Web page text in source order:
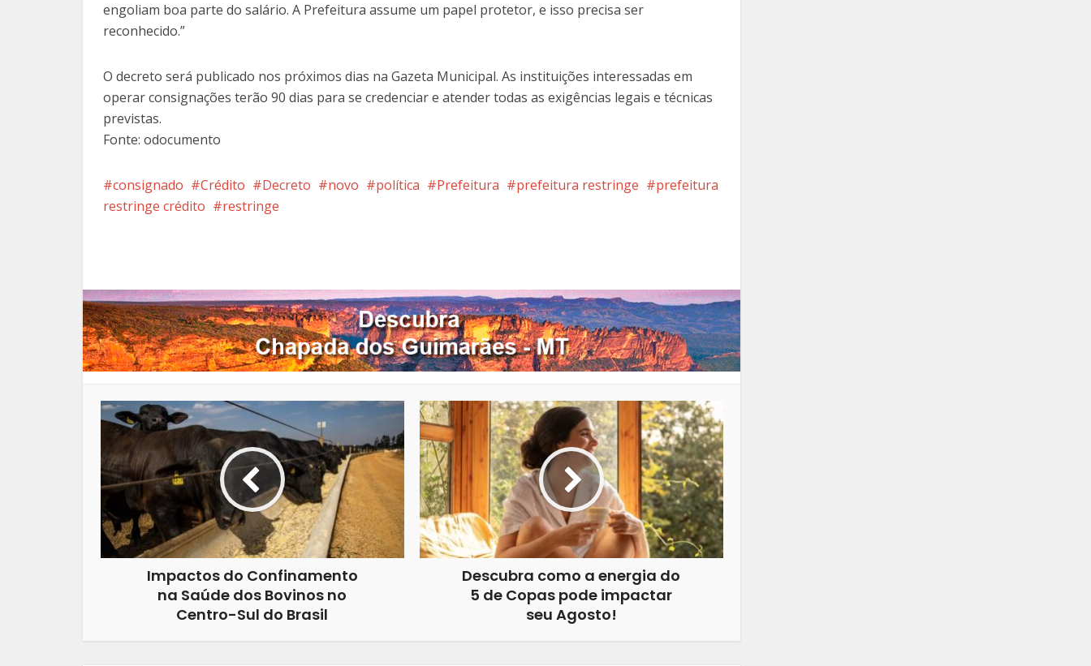
engoliam boa parte do salário. A Prefeitura assume um papel protetor, e isso precisa ser
reconhecido.”
O decreto será publicado nos próximos dias na Gazeta Municipal. As instituições interessadas em
operar consignações terão 90 dias para se credenciar e atender todas as exigências legais e técnicas
previstas.
Fonte: odocumento
consignado Crédito Decreto novo política Prefeitura prefeitura restringe
prefeitura
restringe crédito
restringe
Impactos do Confinamento
na Saúde dos Bovinos no
Centro-Sul do Brasil
Descubra como a energia do
5 de Copas pode impactar
seu Agosto!